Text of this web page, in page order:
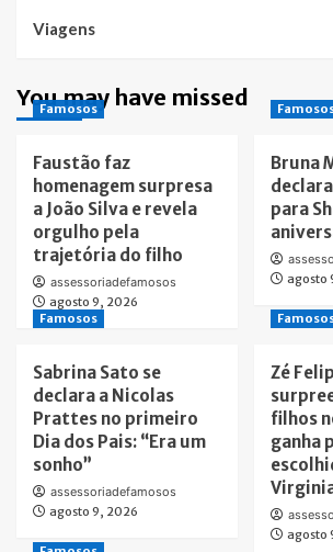
Viagens
You may have missed
Famosos
Faustão faz
homenagem surpresa
a João Silva e revela
orgulho pela
trajetória do filho
assessoriadefamosos
agosto 9, 2026
Bruna
para
agosto
Famosos
Sabrina Sato se
declara a Nicolas
Prattes no primeiro
Dia dos Pais: “Era um
sonho”
assessoriadefamosos
agosto 9, 2026
Zé
filhos
ganha
agosto